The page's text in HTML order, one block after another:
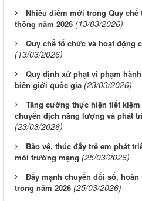
Nhiều điểm mới trong Quy
thông năm 2026 (13/03/2026)
Quy chế tổ chức và hoạt động
(13/03/2026)
Quy định xử phạt vi phạm
biên giới quốc gia (23/03/2026)
Tăng cường thực hiện tiết
chuyển dịch năng lượng và phát
(23/03/2026)
Bảo vệ, thúc đẩy trẻ em phát
môi trường mạng (25/03/2026)
Đẩy mạnh chuyển đổi số,
trong năm 2026 (25/03/2026)